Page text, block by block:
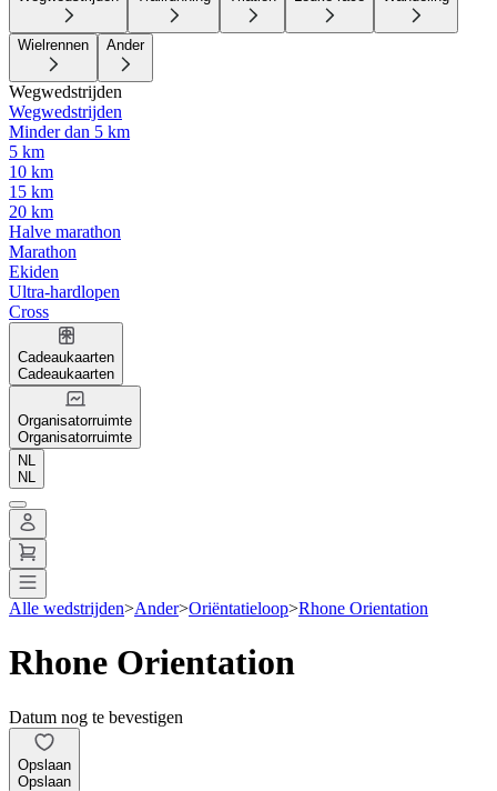
Wielrennen Ander
Wegwedstrijden
Wegwedstrijden
Minder dan 5 km
5 km
10 km
15 km
20 km
Halve marathon
Marathon
Ekiden
Ultra-hardlopen
Cross
Cadeaukaarten
Cadeaukaarten
Organisatorruimte
Organisatorruimte
NL
NL
Alle wedstrijden>Ander>Oriëntatieloop>Rhone Orientation
Rhone Orientation
Datum nog te bevestigen
Opslaan
Opslaan